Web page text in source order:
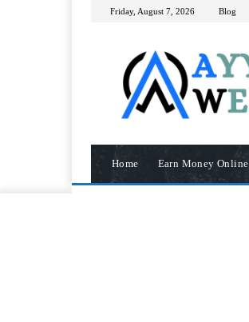
Friday, August 7, 2026 Blog
Home Earn Money Online